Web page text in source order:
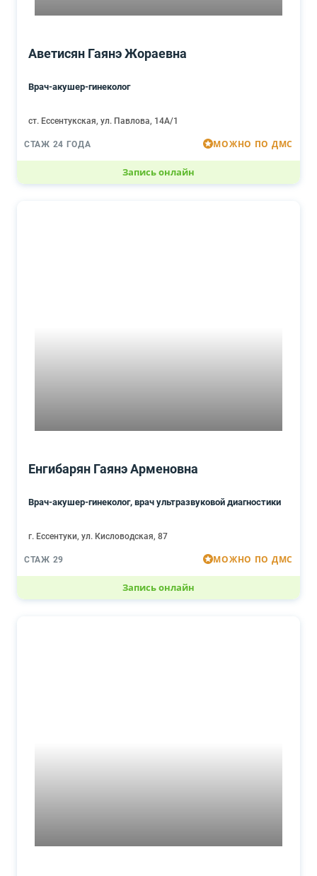
Аветисян Гаянэ Жораевна
Врач-акушер-гинеколог
ст. Ессентукская, ул. Павлова, 14А/1
СТАЖ 24 ГОДА МОЖНО ПО ДМС
Запись онлайн
Енгибарян Гаянэ Арменовна
Врач-акушер-гинеколог, врач ультразвуковой диагностики
г. Ессентуки, ул. Кисловодская, 87
СТАЖ 29 МОЖНО ПО ДМС
Запись онлайн